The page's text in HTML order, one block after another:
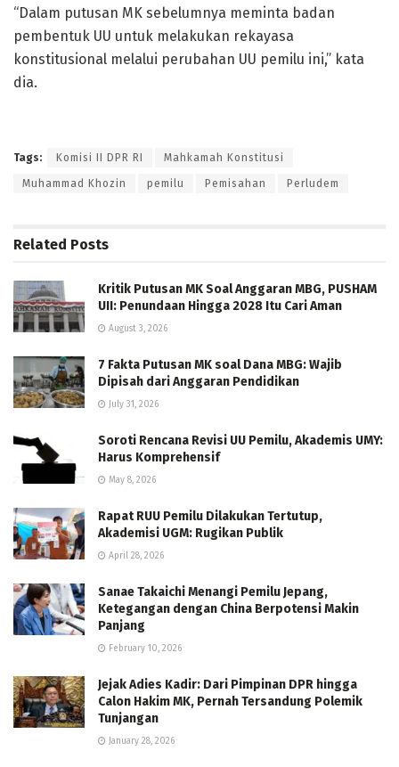
“Dalam putusan MK sebelumnya meminta badan
pembentuk UU untuk melakukan rekayasa
konstitusional melalui perubahan UU pemilu ini,” kata
dia.
Tags: Komisi II DPR RI Mahkamah Konstitusi
Muhammad Khozin pemilu Pemisahan Perludem
Related Posts
Kritik Putusan MK Soal Anggaran MBG, PUSHAM
UII: Penundaan Hingga 2028 Itu Cari Aman
August 3, 2026
7 Fakta Putusan MK soal Dana MBG: Wajib
Dipisah dari Anggaran Pendidikan
July 31, 2026
Soroti Rencana Revisi UU Pemilu, Akademis UMY:
Harus Komprehensif
May 8, 2026
Rapat RUU Pemilu Dilakukan Tertutup,
Akademisi UGM: Rugikan Publik
April 28, 2026
Sanae Takaichi Menangi Pemilu Jepang,
Ketegangan dengan China Berpotensi Makin
Panjang
February 10, 2026
Jejak Adies Kadir: Dari Pimpinan DPR hingga
Calon Hakim MK, Pernah Tersandung Polemik
Tunjangan
January 28, 2026